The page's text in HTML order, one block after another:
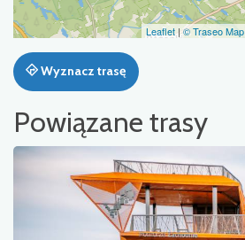
Leaflet | © Traseo Map
Wyznacz trasę
Powiązane trasy